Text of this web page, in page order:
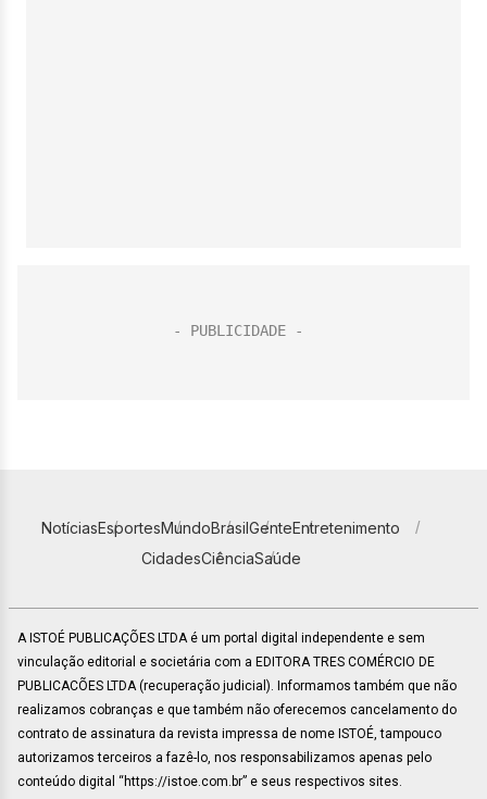
NotíciasEsportesMundoBrasilGenteEntretenimento
CidadesCiênciaSaúde
A ISTOÉ PUBLICAÇÕES LTDA é um portal digital independente e sem
vinculação editorial e societária com a EDITORA TRES COMÉRCIO DE
PUBLICACÕES LTDA (recuperação judicial). Informamos também que não
realizamos cobranças e que também não oferecemos cancelamento do
contrato de assinatura da revista impressa de nome ISTOÉ, tampouco
autorizamos terceiros a fazê-lo, nos responsabilizamos apenas pelo
conteúdo digital “https://istoe.com.br” e seus respectivos sites.